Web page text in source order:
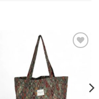
deseos